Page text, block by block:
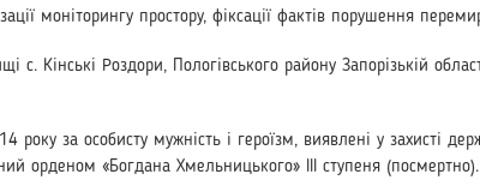
моніторингу простору, фіксації фактів порушення
Кінські Роздори, Пологівського району Запорізькій
за особисту мужність і героїзм, виявлені у захисті
орденом «Богдана Хмельницького» III ступеня (посмертно).